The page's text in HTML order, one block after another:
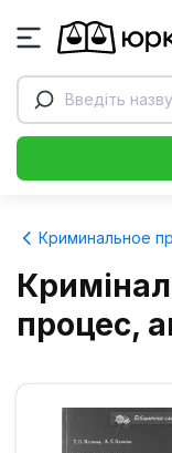
Введіть
Криминальное
процес,